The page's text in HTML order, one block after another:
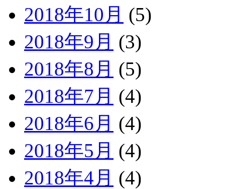
2018年10月 (5)
2018年9月 (3)
2018年8月 (5)
2018年7月 (4)
2018年6月 (4)
2018年5月 (4)
2018年4月 (4)